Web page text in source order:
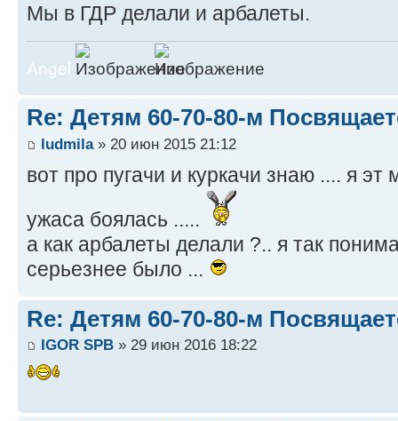
Мы в ГДР делали и арбалеты.
Angel
Re: Детям 60-70-80-м
ludmila» 20 июн 2015 21:12
вот про пугачи и куркачи знаю .... я эт
ужаса боялась .....
а как арбалеты делали ?.. я так
серьезнее было ...
Re: Детям 60-70-80-м
IGOR SPB » 29 июн 2016 18:22